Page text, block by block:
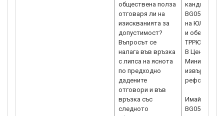
обществена полза
отговаря ли на
изискванията за
допустимост?
Въпросът се
налага във връзка
с липса на яснота
по предходно
дадените
отговори и във
връзка със
следното
на ЮЛНЦ,
и обединен
ТРРЮЛНЦ.
В
извършват
реформа, в
Имайте